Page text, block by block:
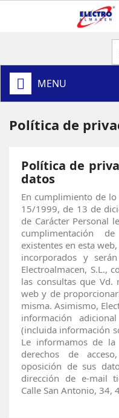
MENU
Política de
Política de
datos
En cumplimiento de
15/1999, de 13 de
de Carácter Personal
cumplimentación
existentes en esta
incorporados y
Electroalmacen, S.L.,
las consultas que Vd.
web y de
misma. Asimismo,
información
(incluida información
Le informamos de
derechos de
oposición de sus
dirección de e-mail
Calle San Antonio, 34,